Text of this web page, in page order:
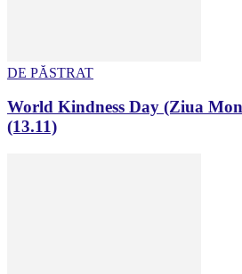
DE PĂSTRAT
World Kindness Day (Ziua
(13.11)